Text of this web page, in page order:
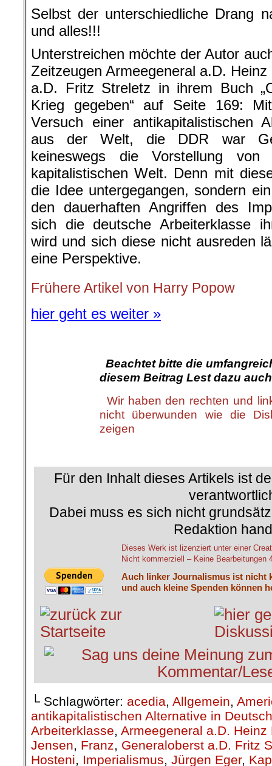
Selbst der unterschiedliche Drang
und alles!!!
Unterstreichen möchte der Autor
Zeitzeugen Armeegeneral a.D.
a.D. Fritz Streletz in ihrem Buch
Krieg gegeben“ auf Seite 169:
Versuch einer antikapitalistischen
aus der Welt, die DDR war
keineswegs die Vorstellung
kapitalistischen Welt. Denn mit
die Idee untergegangen, sondern
den dauerhaften Angriffen des
sich die deutsche Arbeiterklasse
wird und sich diese nicht ausreden
eine Perspektive.
Frühere Artikel von Harry Popow
hier geht es weiter »
Beachtet bitte die
diesem Beitrag Lest dazu
Wir haben den rechten und
nicht überwunden wie die
zeigen
Für den Inhalt dieses Artikels ist
Dabei muss es sich nicht
Redaktion
Dieses Werk ist lizenziert unter einer
Nicht kommerziell – Keine Bearbeitungen
Auch linker Journalismus ist nicht
und auch kleine Spenden können
└ Schlagwörter: acedia, Allgemein,
antikapitalistischen Alternative in
Arbeiterklasse, Armeegeneral a.D. Heinz
Jensen, Franz, Generaloberst a.D. Fritz
Hosteni, Imperialismus, Jürgen Eger,